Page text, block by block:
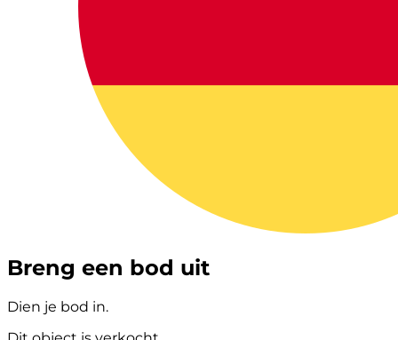
Breng een bod uit
Dien je bod in.